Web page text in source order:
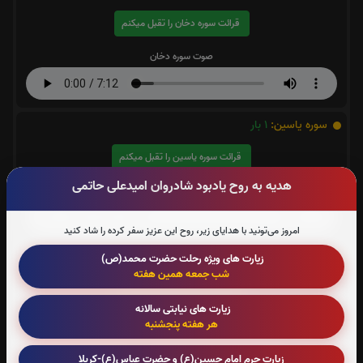
هدیه به روح یادبود شادروان امیدعلی حاتمی
امروز می‌تونید با هدایای زیر، روح این عزیز سفر کرده را شاد کنید
زیارت های ویژه رحلت حضرت محمد(ص)
شب جمعه همین هفته
زیارت های نیابتی سالانه
هر هفته پنجشنبه
زیارت حرم امام حسین(ع) و حضرت عباس(ع)-کربلا
قرائت سوره دخان را تقبل میکنم
صوت سوره دخان
سوره یاسین: 1 بار
قرائت سوره یاسین را تقبل میکنم
صوت سوره یاسین
بار
قرائت سوره قدر را تقبل میکنم
صوت سوره قدر